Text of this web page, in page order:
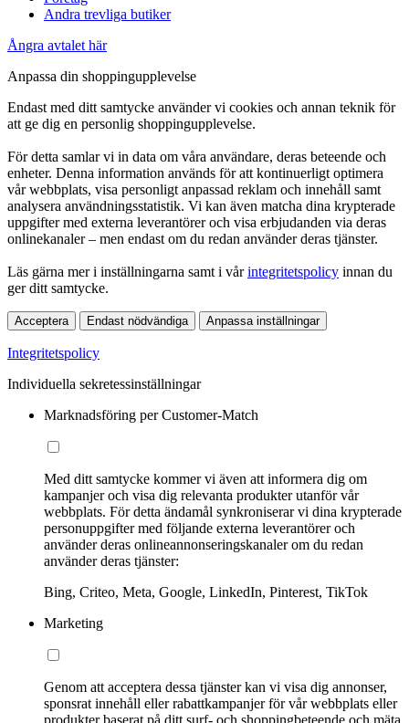
Andra trevliga butiker
Ångra avtalet här
Anpassa din shoppingupplevelse
Endast med ditt samtycke använder vi cookies och annan teknik för
att ge dig en personlig shoppingupplevelse.
För detta samlar vi in data om våra användare, deras beteende och
enheter. Denna information används för att kontinuerligt optimera
vår webbplats, visa personligt anpassad reklam och innehåll samt
analysera användningsstatistik. Vi kan även matcha dina krypterade
uppgifter med externa leverantörer och visa erbjudanden via deras
onlinekanaler – men endast om du redan använder deras tjänster.
Läs gärna mer i inställningarna samt i vårintegritetspolicy innan du
ger ditt samtycke.
Acceptera Endast nödvändiga Anpassa inställningar
Integritetspolicy
Individuella sekretessinställningar
Marknadsföring per Customer-Match
Med ditt samtycke kommer vi även att informera dig om
kampanjer och visa dig relevanta produkter utanför vår
webbplats. För detta ändamål synkroniserar vi dina krypterade
personuppgifter med följande externa leverantörer och
använder deras onlineannonseringskanaler om du redan
använder deras tjänster:
Bing, Criteo, Meta, Google, LinkedIn, Pinterest, TikTok
Marketing
Genom att acceptera dessa tjänster kan vi visa dig annonser,
sponsrat innehåll eller rabattkampanjer för vår webbplats eller
produkter baserat på ditt surf- och shoppingbeteende och mäta